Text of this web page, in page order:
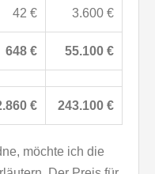
42 € 3.600 €
648 € 55.100 €
€ 243.100 €
möchte ich die